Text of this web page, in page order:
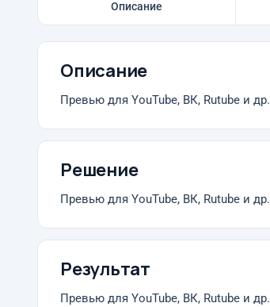
Описание
Описание
Превью для YouTube, ВК, Rutube и др.
Решение
Превью для YouTube, ВК, Rutube и др.
Результат
Превью для YouTube, ВК, Rutube и др.